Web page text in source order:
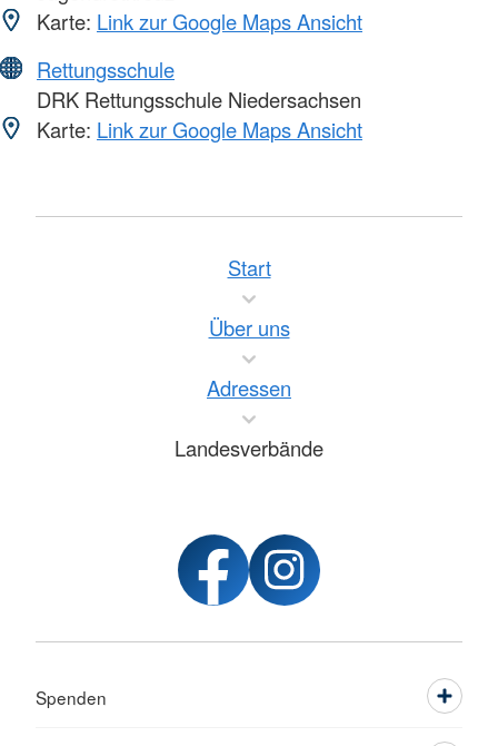
Karte: Link zur Google Maps Ansicht
Rettungsschule
DRK Rettungsschule Niedersachsen
Karte: Link zur Google Maps Ansicht
Start
Über uns
Adressen
Landesverbände
Spenden